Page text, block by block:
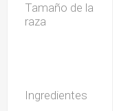
Tamaño de la
raza
Ingredientes